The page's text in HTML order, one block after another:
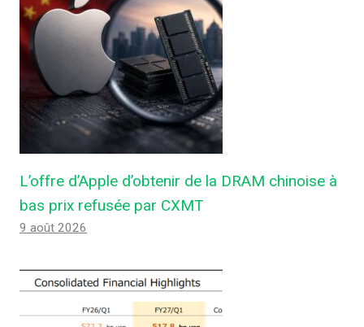
L’offre d’Apple d’obtenir de la DRAM chinoise à
bas prix refusée par CXMT
9 août 2026